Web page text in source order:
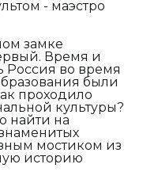
- маэстро
замке
Время и
Россия во время
были
проходило
культуры?
найти на
мостиком из
историю